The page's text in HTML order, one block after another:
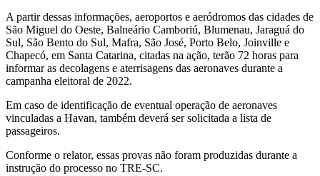
A partir dessas informações, aeroportos e aeródromos das cidades de
São Miguel do Oeste, Balneário Camboriú, Blumenau, Jaraguá do
Sul, São Bento do Sul, Mafra, São José, Porto Belo, Joinville e
Chapecó, em Santa Catarina, citadas na ação, terão 72 horas para
informar as decolagens e aterrisagens das aeronaves durante a
campanha eleitoral de 2022.
Em caso de identificação de eventual operação de aeronaves
vinculadas a Havan, também deverá ser solicitada a lista de
passageiros.
Conforme o relator, essas provas não foram produzidas durante a
instrução do processo no TRE-SC.